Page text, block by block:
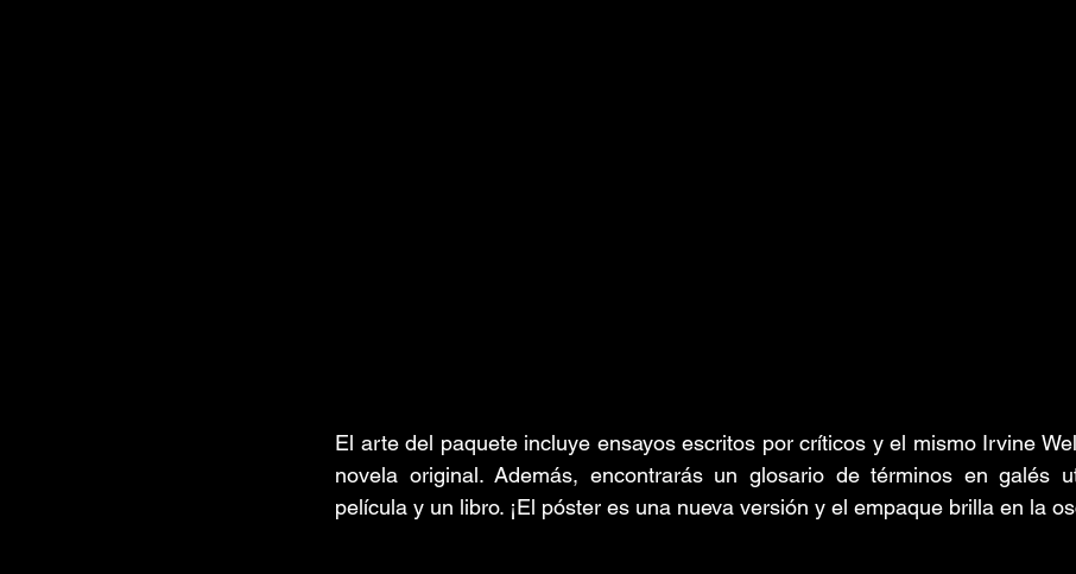
El arte del paquete incluye ensayos escritos por críticos y el mismo Irvine
novela original. Además, encontrarás un glosario de términos en galés
película y un libro. ¡El póster es una nueva versión y el empaque brilla en la